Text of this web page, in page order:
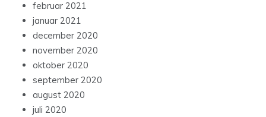
februar 2021
januar 2021
december 2020
november 2020
oktober 2020
september 2020
august 2020
juli 2020